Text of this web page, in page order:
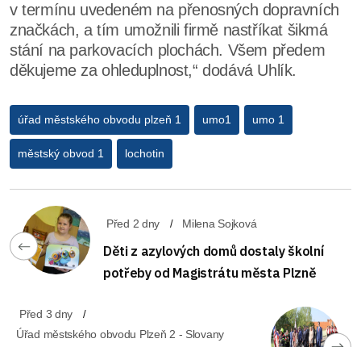
v termínu uvedeném na přenosných dopravních
značkách, a tím umožnili firmě nastříkat šikmá
stání na parkovacích plochách. Všem předem
děkujeme za ohleduplnost,“ dodává Uhlík.
úřad městského obvodu plzeň 1 umo1 umo 1
městský obvod 1 lochotin
Před 2 dny Milena Sojková
Děti z azylových domů dostaly školní
potřeby od Magistrátu města Plzně
Před 3 dny
Úřad městského obvodu Plzeň 2 - Slovany